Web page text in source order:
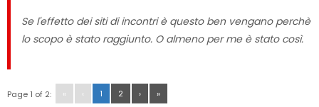
Se l'effetto dei siti di incontri è questo ben vengano perchè
lo scopo è stato raggiunto. O almeno per me è stato così.
Page 1 of 2: « ‹ 1 2 › »